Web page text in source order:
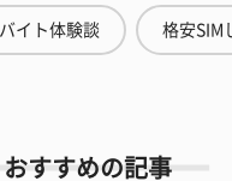
バイト体験談 格安SIM
おすすめの記事